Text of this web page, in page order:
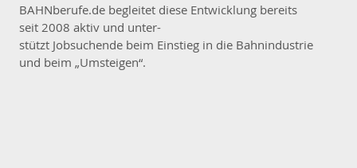
BAHNberufe.de begleitet diese Entwicklung bereits
seit 2008 aktiv und unter-
stützt Jobsuchende beim Einstieg in die Bahnindustrie
und beim „Umsteigen“.